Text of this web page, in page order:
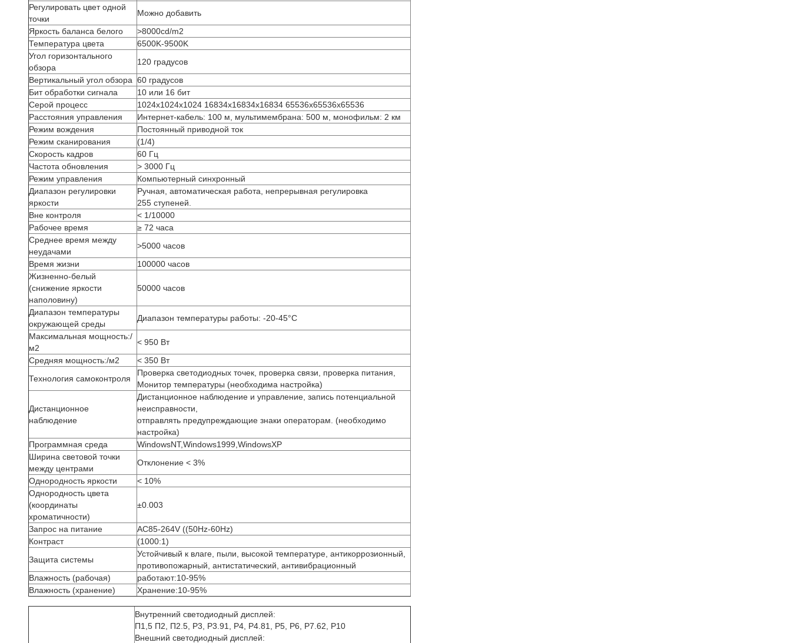
Регулировать цвет одной
точки
Можно добавить
Яркость баланса белого
>8000cd/m2
Температура цвета
6500K-9500K
Угол горизонтального
обзора
120 градусов
Вертикальный угол обзора 60 градусов
Бит обработки сигнала
10 или 16 бит
Серой процесс
1024х1024х1024 16834х16834х16834 65536х65536х65536
Расстояния управления
Интернет-кабель: 100 м, мультимембрана: 500 м, монофильм: 2 км
Режим вождения
Постоянный приводной ток
Режим сканирования
(1/4)
Скорость кадров
60 Гц
Частота обновления
> 3000 Гц
Режим управления
Компьютерный синхронный
Диапазон регулировки
яркости
Ручная, автоматическая работа, непрерывная регулировка
255 ступеней.
Вне контроля
< 1/10000
Рабочее время
≥ 72 часа
Среднее время между
неудачами
>5000 часов
Время жизни
100000 часов
Жизненно-белый
(снижение яркости
наполовину)
50000 часов
Диапазон температуры
окружающей среды
Диапазон температуры работы: -20-45°C
Максимальная мощность:/
м2
< 950 Вт
Средняя мощность:/м2
< 350 Вт
Технология самоконтроля
Проверка светодиодных точек, проверка связи, проверка питания,
Монитор температуры (необходима настройка)
Дистанционное
наблюдение
Дистанционное наблюдение и управление, запись потенциальной
неисправности,
отправлять предупреждающие знаки операторам. (необходимо
настройка)
Программная среда
WindowsNT,Windows1999,WindowsXP
Ширина световой точки
между центрами
Отклонение < 3%
Однородность яркости
< 10%
Однородность цвета
(координаты
хроматичности)
±0.003
Запрос на питание
AC85-264V ((50Hz-60Hz)
Контраст
(1000:1)
Защита системы
Устойчивый к влаге, пыли, высокой температуре, антикоррозионный,
противопожарный, антистатический, антивибрационный
Влажность (рабочая)
работают:10-95%
Влажность (хранение)
Хранение:10-95%
Внутренний светодиодный дисплей:
П1,5 П2, П2.5, P3, P3.91, P4, P4.81, P5, P6, P7.62, P10
Внешний светодиодный дисплей: